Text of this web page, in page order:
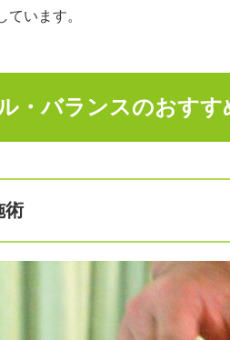
ています。
・バランスのおすす
術